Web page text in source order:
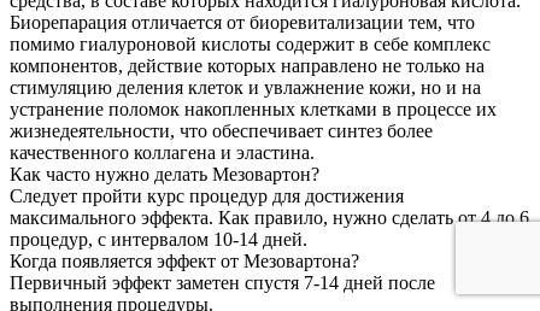
Биорепарация отличается от биоревитализации тем, что
помимо гиалуроновой кислоты содержит в себе комплекс
компонентов, действие которых направлено не только на
стимуляцию деления клеток и увлажнение кожи, но и на
устранение поломок накопленных клетками в процессе их
жизнедеятельности, что обеспечивает синтез более
качественного коллагена и эластина.
Как часто нужно делать Мезовартон?
Следует пройти курс процедур для достижения
максимального эффекта. Как правило, нужно сделать от 4 до 6
процедур, с интервалом 10-14 дней.
Когда появляется эффект от Мезовартона?
Первичный эффект заметен спустя 7-14 дней после
выполнения процедуры.